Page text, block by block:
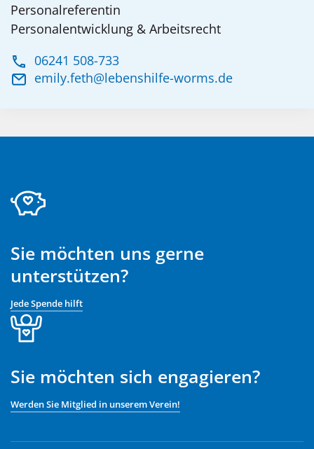
Personalreferentin
Personalentwicklung & Arbeitsrecht
06241 508-733
emily.feth@lebenshilfe-worms.de
Sie möchten uns gerne
unterstützen?
Jede Spende hilft
Sie möchten sich engagieren?
Werden Sie Mitglied in unserem Verein!